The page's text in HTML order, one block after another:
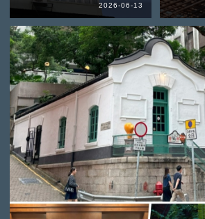
2026-06-13